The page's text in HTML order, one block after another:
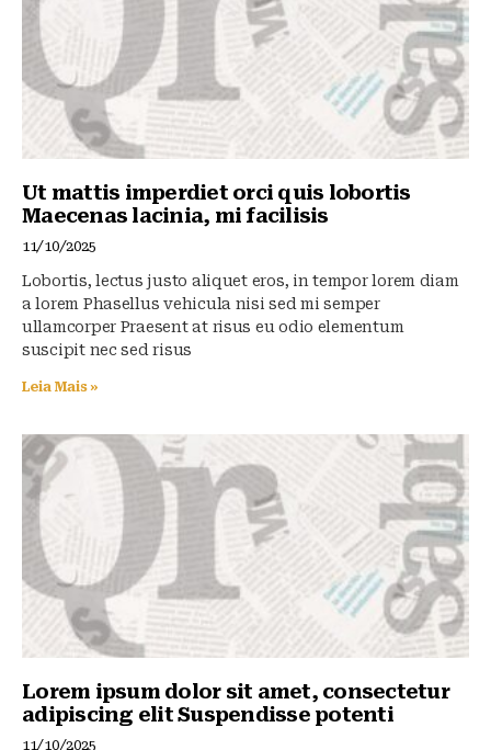
Ut mattis imperdiet orci quis lobortis
Maecenas lacinia, mi facilisis
11/10/2025
Lobortis, lectus justo aliquet eros, in tempor lorem diam
a lorem Phasellus vehicula nisi sed mi semper
ullamcorper Praesent at risus eu odio elementum
suscipit nec sed risus
Leia Mais »
Lorem ipsum dolor sit amet, consectetur
adipiscing elit Suspendisse potenti
11/10/2025